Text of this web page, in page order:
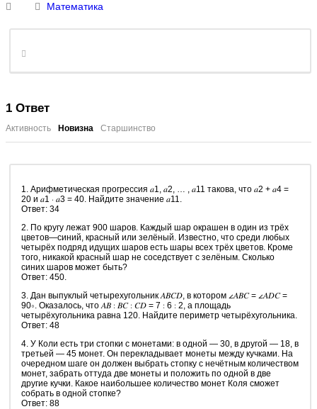
Математика
1 Ответ
Активность Новизна Старшинство
1. Арифметическая прогрессия 𝑎1, 𝑎2, … , 𝑎11 такова, что 𝑎2 + 𝑎4 =
20 и 𝑎1 ⋅ 𝑎3 = 40. Найдите значение 𝑎11.
Ответ: 34
2. По кругу лежат 900 шаров. Каждый шар окрашен в один из трёх
цветов—синий, красный или зелёный. Известно, что среди любых
четырёх подряд идущих шаров есть шары всех трёх цветов. Кроме
того, никакой красный шар не соседствует с зелёным. Сколько
синих шаров может быть?
Ответ: 450.
3. Дан выпуклый четырехугольник 𝐴𝐵𝐶𝐷, в котором ∠𝐴𝐵𝐶 = ∠𝐴𝐷𝐶 =
90∘. Оказалось, что 𝐴𝐵 ∶ 𝐵𝐶 ∶ 𝐶𝐷 = 7 ∶ 6 ∶ 2, а площадь
четырёхугольника равна 120. Найдите периметр четырёхугольника.
Ответ: 48
4. У Коли есть три стопки с монетами: в одной — 30, в другой — 18, в
третьей — 45 монет. Он перекладывает монеты между кучками. На
очередном шаге он должен выбрать стопку с нечётным количеством
монет, забрать оттуда две монеты и положить по одной в две
другие кучки. Какое наибольшее количество монет Коля сможет
собрать в одной стопке?
Ответ: 88